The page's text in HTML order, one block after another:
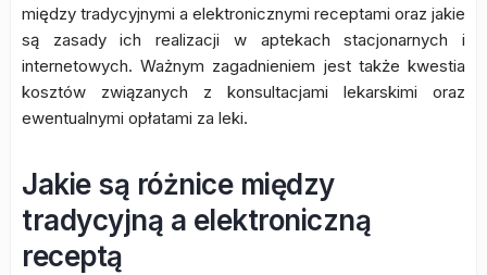
między tradycyjnymi a elektronicznymi receptami oraz jakie
są zasady ich realizacji w aptekach stacjonarnych i
internetowych. Ważnym zagadnieniem jest także kwestia
kosztów związanych z konsultacjami lekarskimi oraz
ewentualnymi opłatami za leki.
Jakie są różnice między
tradycyjną a elektroniczną
receptą